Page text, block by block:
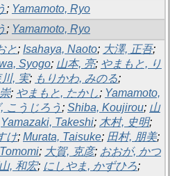
; Yamamoto, Ryo
; Yamamoto, Ryo
と; Isahaya, Naoto; 大澤, 正吾;
Syogo; 山本, 亮; やまもと, り
川, 実; もりかわ, みのる;
; やまもと, たかし; Yamamoto,
こうじろう ; Shiba, Koujirou; 山
Yamazaki, Takeshi; 木村, 史明;
け; Murata, Taisuke; 田村, 朋美;
; 大賀, 克彦; おおが, かつ
, 和宏; にしやま, かずひろ;